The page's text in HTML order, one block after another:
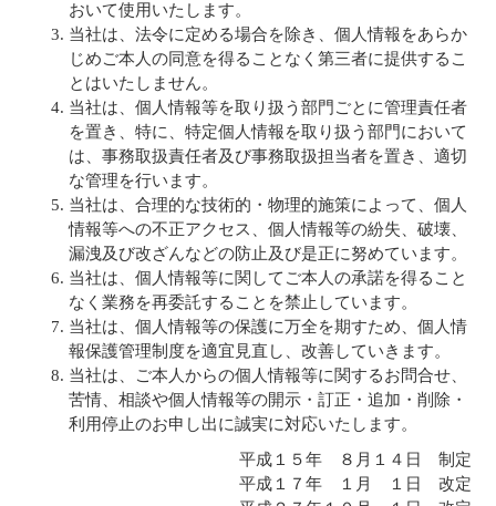
おいて使用いたします。
当社は、法令に定める場合を除き、個人情報をあらか
じめご本人の同意を得ることなく第三者に提供するこ
とはいたしません。
当社は、個人情報等を取り扱う部門ごとに管理責任者
を置き、特に、特定個人情報を取り扱う部門において
は、事務取扱責任者及び事務取扱担当者を置き、適切
な管理を行います。
当社は、合理的な技術的・物理的施策によって、個人
情報等への不正アクセス、個人情報等の紛失、破壊、
漏洩及び改ざんなどの防止及び是正に努めています。
当社は、個人情報等に関してご本人の承諾を得ること
なく業務を再委託することを禁止しています。
当社は、個人情報等の保護に万全を期すため、個人情
報保護管理制度を適宜見直し、改善していきます。
当社は、ご本人からの個人情報等に関するお問合せ、
苦情、相談や個人情報等の開示・訂正・追加・削除・
利用停止のお申し出に誠実に対応いたします。
平成１５年 ８月１４日 制定
平成１７年 １月 １日 改定